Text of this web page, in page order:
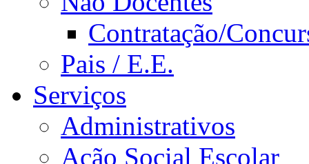
Contratação/
Pais / E.E.
Serviços
Administrativos
Ação Social Escolar